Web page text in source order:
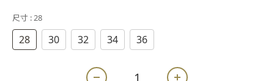
尺寸 : 28
28 30 32 34 36